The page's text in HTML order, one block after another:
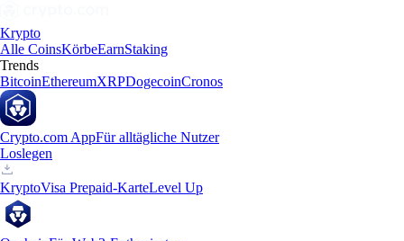
Krypto
Alle CoinsKörbeEarnStaking
Trends
BitcoinEthereumXRPDogecoinCronos
Crypto.com AppFür alltägliche Nutzer
Loslegen
KryptoVisa Prepaid-KarteLevel Up